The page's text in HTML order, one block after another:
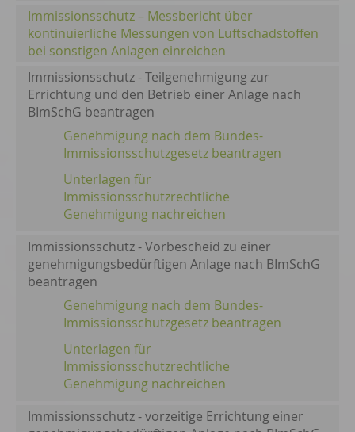
Immissionsschutz – Messbericht über
kontinuierliche Messungen von Luftschadstoffen
bei sonstigen Anlagen einreichen
Immissionsschutz - Teilgenehmigung zur
Errichtung und den Betrieb einer Anlage nach
BImSchG beantragen
Genehmigung nach dem Bundes-
Immissionsschutzgesetz beantragen
Unterlagen für
Immissionsschutzrechtliche
Genehmigung nachreichen
Immissionsschutz - Vorbescheid zu einer
genehmigungsbedürftigen Anlage nach BImSchG
beantragen
Genehmigung nach dem Bundes-
Immissionsschutzgesetz beantragen
Unterlagen für
Immissionsschutzrechtliche
Genehmigung nachreichen
Immissionsschutz - vorzeitige Errichtung einer